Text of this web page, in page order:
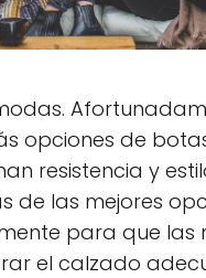
opciones de
resistencia y
de las mejores
para que las
el calzado